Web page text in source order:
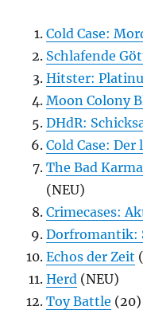
Cold Case:
Schlafende
Hitster:
Moon Colony
DHdR:
Cold Case:
The Bad
(NEU)
Crimecases:
Dorfromantik:
Echos der Zeit
Herd (NEU)
Toy Battle (20)